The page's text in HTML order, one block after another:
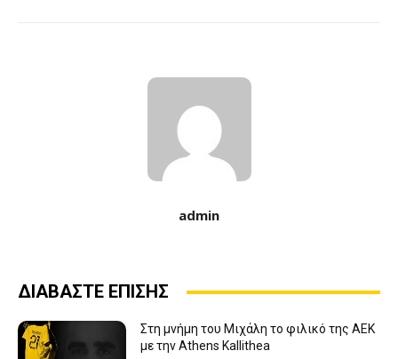
admin
ΔΙΑΒΑΣΤΕ ΕΠΙΣΗΣ
Στη μνήμη του Μιχάλη το φιλικό της ΑΕΚ
με την Athens Kallithea